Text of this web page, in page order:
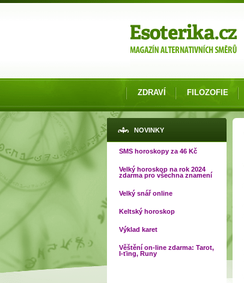
ZDRAVÍ FILOZOFIE
NOVINKY
SMS horoskopy za 46 Kč
Velký horoskop na rok 2024
zdarma pro všechna znamení
Velký snář online
Keltský horoskop
Výklad karet
Věštění on-line zdarma: Tarot,
I-ťing, Runy